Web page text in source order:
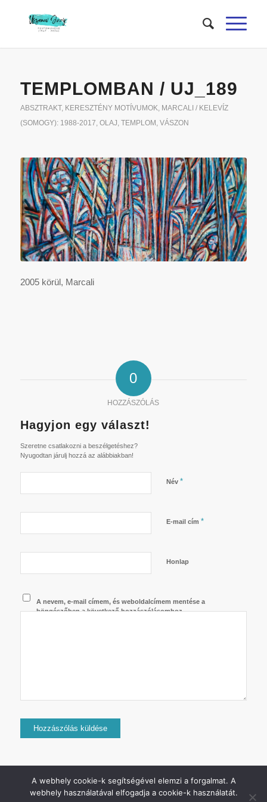
TEMPLOMBAN / UJ_189
ABSZTRAKT, KERESZTÉNY MOTÍVUMOK, MARCALI / KELEVÍZ
(SOMOGY): 1988-2017, OLAJ, TEMPLOM , VÁSZON
2005 körül, Marcali
0
HOZZÁSZÓLÁS
Hagyjon egy választ!
Szeretne csatlakozni a beszélgetéshez?
Nyugodtan járulj hozzá az alábbiakban!
Név *
E-mail cím *
Honlap
A nevem, e-mail címem, és weboldalcímem mentése a
böngészőben a következő hozzászólásomhoz.
A webhely cookie-k segítségével elemzi a forgalmat. A
webhely használatával elfogadja a cookie-k használatát.